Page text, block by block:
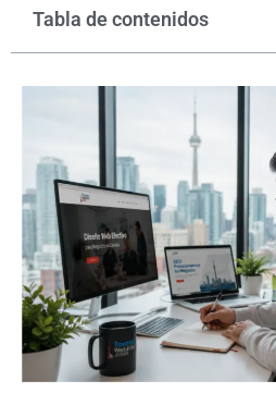
Tabla de contenidos